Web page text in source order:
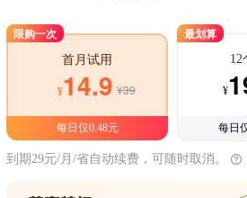
限购一次
首月试用
¥14.9 ¥39
每日仅0.48元
最划算
12
¥
每日
到期29元/月/省自动续费，可随时取消。